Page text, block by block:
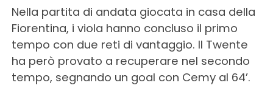
Nella partita di andata giocata in casa della
Fiorentina, i viola hanno concluso il primo
tempo con due reti di vantaggio. Il Twente
ha però provato a recuperare nel secondo
tempo, segnando un goal con Cemy al 64’.